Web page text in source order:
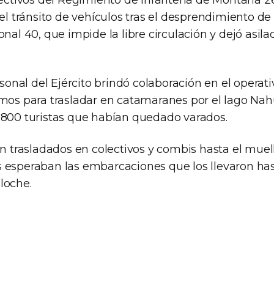
tránsito de vehículos tras el desprendimiento de
40, que impide la libre circulación y dejó
del Ejército brindó colaboración en el
para trasladar en catamaranes por el lago
turistas que habían quedado varados.
trasladados en colectivos y combis hasta el
esperaban las embarcaciones que los llevaron